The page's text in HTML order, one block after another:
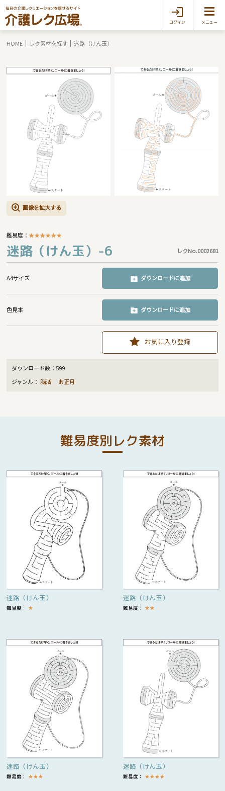
ログイン メニュー
HOME レク素材を探す 迷路（けん玉）
画像を拡大する
難易度：★★★★★★
迷路（けん玉）-6 レクNo.0002681
A4サイズ ダウンロードに追加
色見本 ダウンロードに追加
お気に入り登録
ダウンロード数： 599
ジャンル：脳活 お正月
難易度別レク素材
迷路（けん玉）
難易度： ★
迷路（けん玉）
難易度： ★★
迷路（けん玉）
難易度： ★★★
迷路（けん玉）
難易度： ★★★★